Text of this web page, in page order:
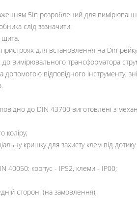
5In розроблений для
слід зазначити:
для встановлення на Din-
вимірювального трансформатора
допомогою відповідного інструменту,
до DIN 43700 виготовлені з
коліру;
кришку для захисту клем від
40050: корпус - IP52, клеми - IP00;
стороні (на замовлення);